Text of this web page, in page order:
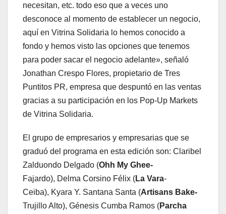
necesitan, etc. todo eso que a veces uno
desconoce al momento de establecer un negocio,
aquí en Vitrina Solidaria lo hemos conocido a
fondo y hemos visto las opciones que tenemos
para poder sacar el negocio adelante», señaló
Jonathan Crespo Flores, propietario de Tres
Puntitos PR, empresa que despuntó en las ventas
gracias a su participación en los Pop-Up Markets
de Vitrina Solidaria.
El grupo de empresarios y empresarias que se
graduó del programa en esta edición son: Claribel
Zalduondo Delgado (Ohh My Ghee-
Fajardo), Delma Corsino Félix (La Vara-
Ceiba), Kyara Y. Santana Santa (Artisans Bake-
Trujillo Alto), Génesis Cumba Ramos (Parcha